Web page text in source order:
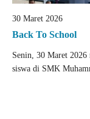
30 Maret 2026
Back To School
Senin, 30 Maret 2026
siswa di SMK